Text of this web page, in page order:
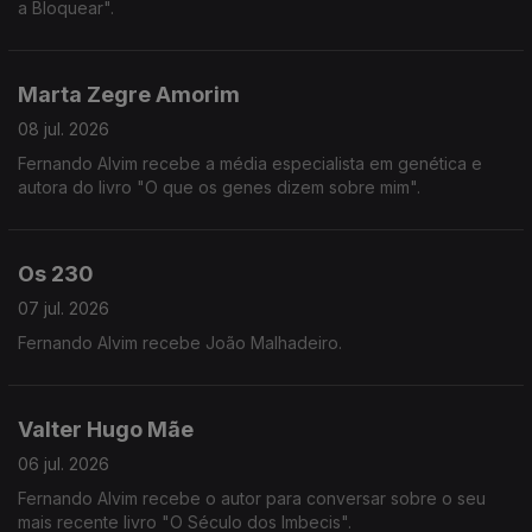
a Bloquear".
Marta Zegre Amorim
08 jul. 2026
Fernando Alvim recebe a média especialista em genética e
autora do livro "O que os genes dizem sobre mim".
Os 230
07 jul. 2026
Fernando Alvim recebe João Malhadeiro.
Valter Hugo Mãe
06 jul. 2026
Fernando Alvim recebe o autor para conversar sobre o seu
mais recente livro "O Século dos Imbecis".